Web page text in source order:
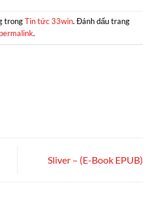
trongTin tức 33win. Đánh dấu trang
permalink.
Sliver – (E-Book EPUB)